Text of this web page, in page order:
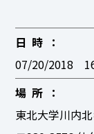
日時
07/20/2018
場所
東北大学川内